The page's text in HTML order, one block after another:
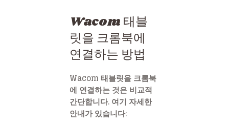
Wacom 태블
릿을 크롬북에
연결하는 방법
Wacom 태블릿을 크롬북
에 연결하는 것은 비교적
간단합니다. 여기 자세한
안내가 있습니다: